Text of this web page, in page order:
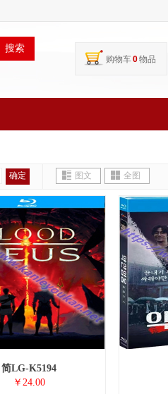
购物车0物品
搜索
确定 图文 全图
简LG-K5194
￥24.00